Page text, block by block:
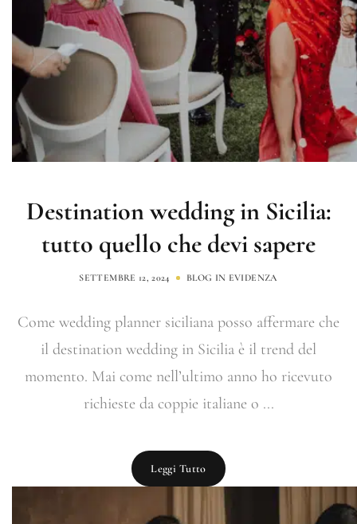
Destination wedding in Sicilia:
tutto quello che devi sapere
SETTEMBRE 12, 2024 BLOG IN EVIDENZA
Come wedding planner siciliana posso affermare che
il destination wedding in Sicilia è il trend del
momento. Mai come nell’ultimo anno ho ricevuto
richieste da coppie italiane o ...
Leggi Tutto